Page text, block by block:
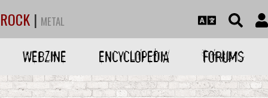
ROCK | METAL
WEBZINE ENCYCLOPEDIA FORUMS